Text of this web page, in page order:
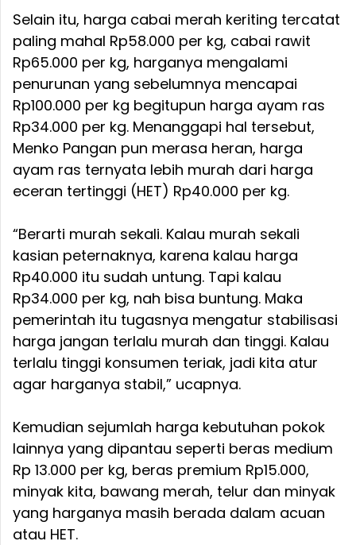
Selain itu, harga cabai merah keriting tercatat
paling mahal Rp58.000 per kg, cabai rawit
Rp65.000 per kg, harganya mengalami
penurunan yang sebelumnya mencapai
Rp100.000 per kg begitupun harga ayam ras
Rp34.000 per kg. Menanggapi hal tersebut,
Menko Pangan pun merasa heran, harga
ayam ras ternyata lebih murah dari harga
eceran tertinggi (HET) Rp40.000 per kg.
“Berarti murah sekali. Kalau murah sekali
kasian peternaknya, karena kalau harga
Rp40.000 itu sudah untung. Tapi kalau
Rp34.000 per kg, nah bisa buntung. Maka
pemerintah itu tugasnya mengatur stabilisasi
harga jangan terlalu murah dan tinggi. Kalau
terlalu tinggi konsumen teriak, jadi kita atur
agar harganya stabil,” ucapnya.
Kemudian sejumlah harga kebutuhan pokok
lainnya yang dipantau seperti beras medium
Rp 13.000 per kg, beras premium Rp15.000,
minyak kita, bawang merah, telur dan minyak
yang harganya masih berada dalam acuan
atau HET.